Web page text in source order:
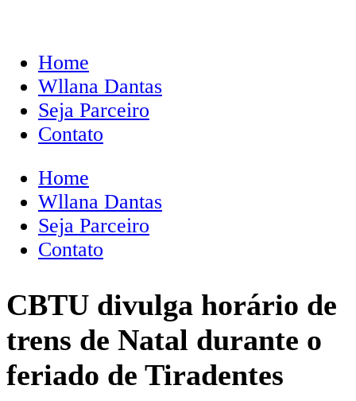
Home
Wllana Dantas
Seja Parceiro
Contato
Home
Wllana Dantas
Seja Parceiro
Contato
CBTU divulga horário de
trens de Natal durante o
feriado de Tiradentes